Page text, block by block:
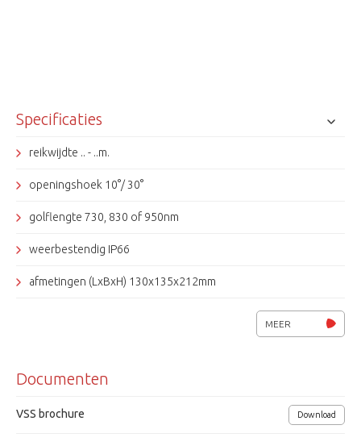
Specificaties
reikwijdte .. - ..m.
openingshoek 10°/ 30°
golflengte 730, 830 of 950nm
weerbestendig IP66
afmetingen (LxBxH) 130x135x212mm
MEER
Documenten
VSS brochure Download